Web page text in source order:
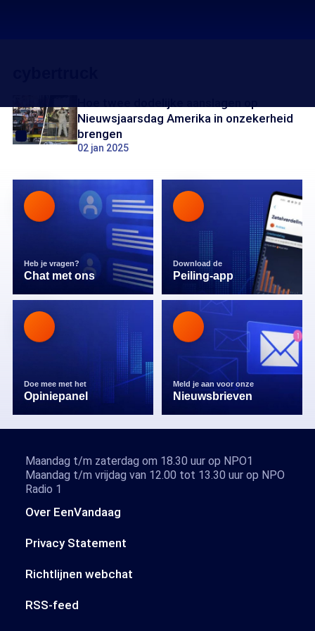
Nieuwsjaarsdag Amerika in onzekerheid
brengen
02 jan 2025
Heb je vragen?
Chat met ons
Download de
Peiling-app
Doe mee met het
Opiniepanel
Meld je aan voor onze
Nieuwsbrieven
Over EenVandaag
Privacy Statement
Richtlijnen webchat
RSS-feed
Maandag t/m zaterdag om 18.30 uur op NPO1
Maandag t/m vrijdag van 12.00 tot 13.30 uur op NPO
Radio 1